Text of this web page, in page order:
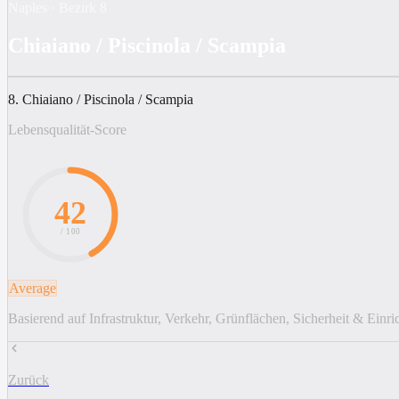
8. Chiaiano / Piscinola / Scampia
Lebensqualität-Score
42
/ 100
Average
Basierend auf Infrastruktur, Verkehr, Grünflächen, Sicherheit &
Zurück